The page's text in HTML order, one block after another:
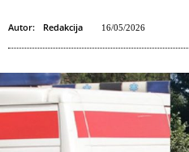
Autor: Redakcija 16/05/2026